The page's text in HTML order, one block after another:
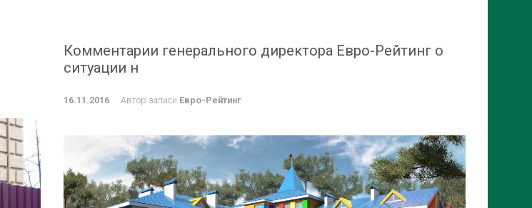
Комментарии генерального директора Евро-Рейтинг о
ситуации н
16.11.2016 Автор записи Евро-Рейтинг